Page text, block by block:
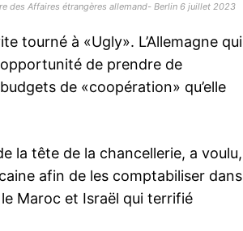
des Affaires étrangères allemand- Berlin 6 juillet 2023
tourné à «Ugly». L’Allemagne qui
de prendre de
de «coopération» qu’elle
la tête de la chancellerie, a voulu,
afin de les comptabiliser dans
Maroc et Israël qui terrifié